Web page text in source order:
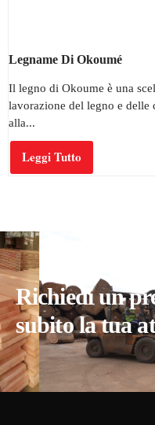
Legname Di Okoumé
Il legno di Okoume è una
lavorazione del legno e delle
alla...
Leggi Tutto
Richiedi un
subito la tua